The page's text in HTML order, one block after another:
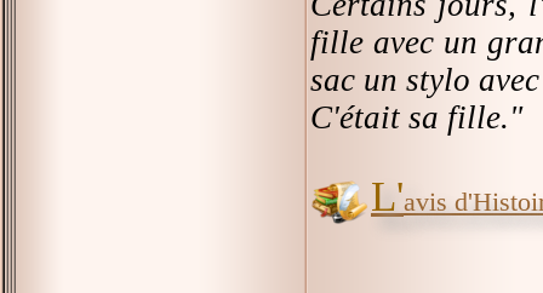
fille avec un
sac un stylo
C'était sa fille."
L'avis